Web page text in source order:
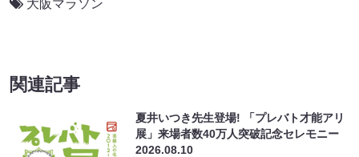
大阪マラソン
関連記事
夏井いつき先生登場! 「プレバト才能アリ
展」来場者数40万人突破記念セレモニー
2026.08.10